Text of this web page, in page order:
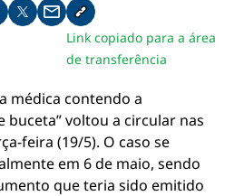
pelo whatsapp
no facebook
Compartilhar no twitter
Compartilhe pelo email
Copiar link da notícia
Link copiado para a área
de transferência
médica contendo a
buceta” voltou a circular nas
feira (19/5). O caso se
em 6 de maio, sendo
que teria sido emitido